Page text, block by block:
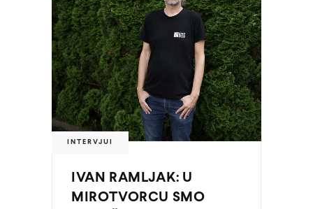
INTERVJUI
IVAN RAMLJAK: U
MIROTVORCU SMO